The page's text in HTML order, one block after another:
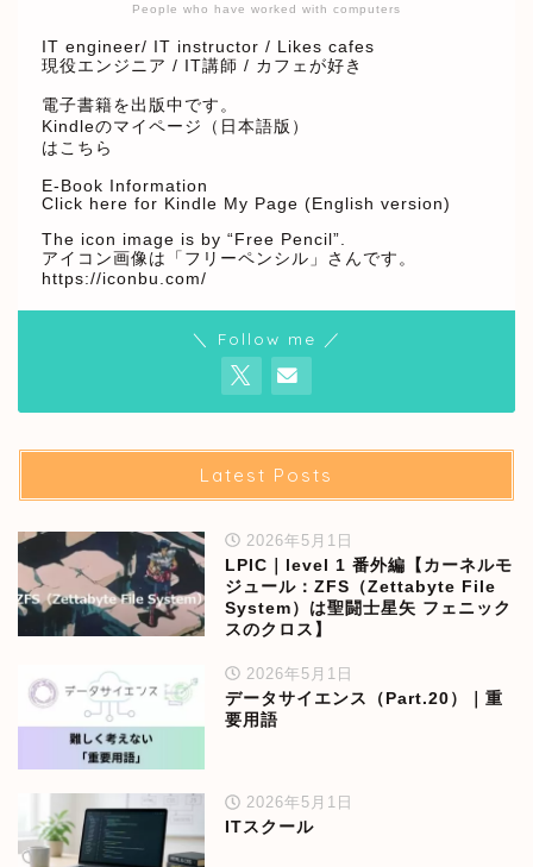
People who have worked with computers
IT engineer/ IT instructor / Likes cafes
現役エンジニア / IT講師 / カフェが好き
電子書籍を出版中です。
Kindleのマイページ（日本語版）
はこちら
E-Book Information
Click here for Kindle My Page (English version)
The icon image is by “Free Pencil”.
アイコン画像は「フリーペンシル」さんです。
https://iconbu.com/
＼ Follow me ／
Latest Posts
2026年5月1日
LPIC｜level 1 番外編【カーネルモ
ジュール：ZFS（Zettabyte File
System）は聖闘士星矢 フェニック
スのクロス】
2026年5月1日
データサイエンス（Part.20）｜重
要用語
2026年5月1日
ITスクール